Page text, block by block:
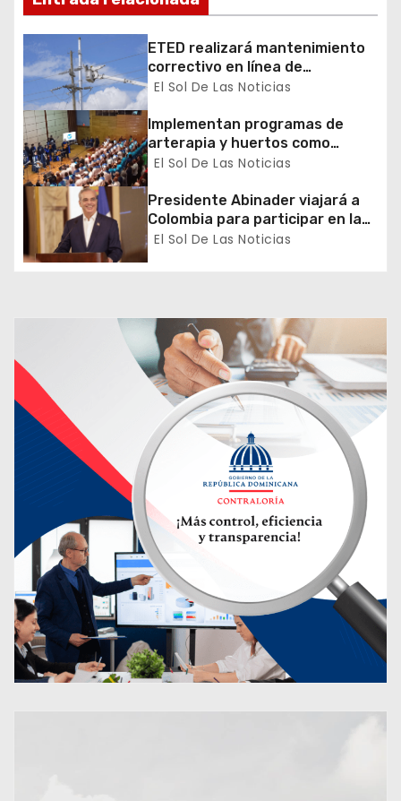
e
e
n
t
r
a
d
ETED realizará mantenimiento
correctivo en línea de
transmisión de la región Sur
El Sol De Las Noticias
Implementan programas de
arterapia y huertos como
herramientas para la
social
El Sol De Las Noticias
Presidente Abinader viajará a
Colombia para participar en la
toma de posesión de Abelardo
de la Espriella
El Sol De Las Noticias